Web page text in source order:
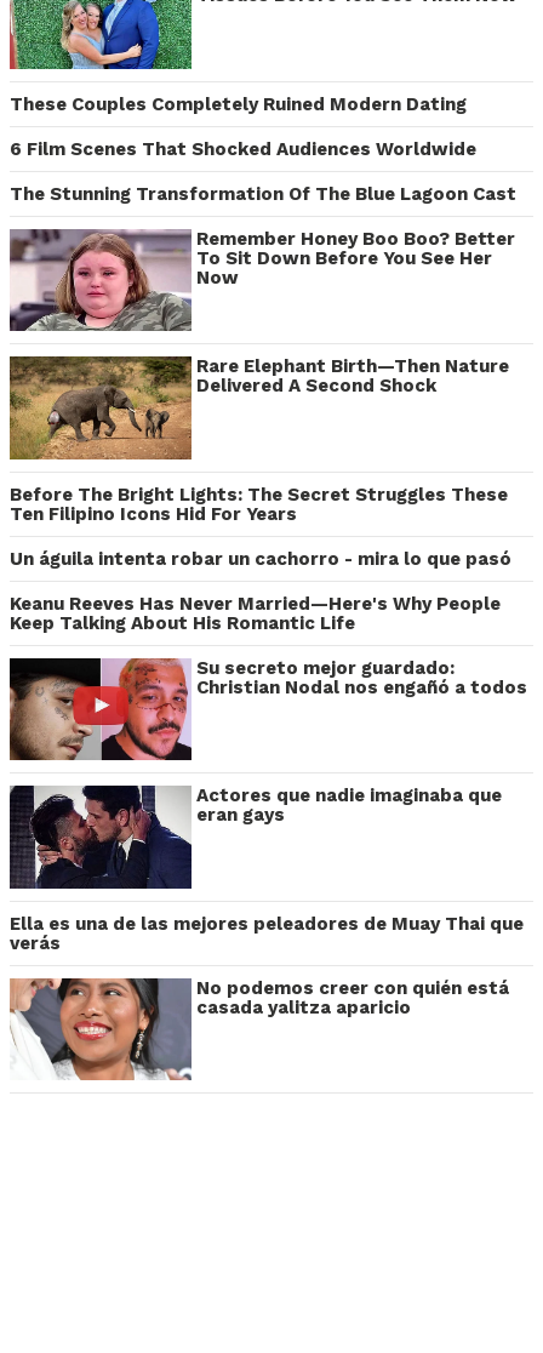
These Couples Completely Ruined Modern Dating
6 Film Scenes That Shocked Audiences Worldwide
The Stunning Transformation Of The Blue Lagoon Cast
Remember Honey Boo Boo? Better
To Sit Down Before You See Her
Now
Rare Elephant Birth—Then Nature
Delivered A Second Shock
Before The Bright Lights: The Secret Struggles These
Ten Filipino Icons Hid For Years
Un águila intenta robar un cachorro - mira lo que pasó
Keanu Reeves Has Never Married—Here's Why People
Keep Talking About His Romantic Life
Su secreto mejor guardado:
Christian Nodal nos engañó a todos
Actores que nadie imaginaba que
eran gays
Ella es una de las mejores peleadores de Muay Thai que
verás
No podemos creer con quién está
casada yalitza aparicio